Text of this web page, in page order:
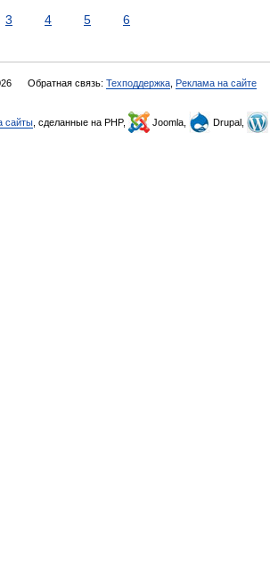
3 4 5 6
Обратная связь: Техподдержка Реклама на сайте
сайты , сделанные на PHP, Joomla, Drupal,